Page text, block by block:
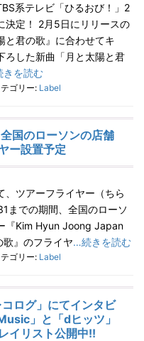
系テレビ「ひるおび！」2
決定！ 2月5日にリリースの
と君の歌』に合わせてキ
ろした新曲「月と太陽と君
を読む
ゴリー: Label
国のローソンの店舗
ー設置予定
、ツアーフライヤー（ちら
までの期間、全国のローソ
『Kim Hyun Joong Japan
』のフライヤ…続きを読む
ゴリー: Label
ログ」にてインタビ
」と「dヒッツ」
イリスト公開中!!